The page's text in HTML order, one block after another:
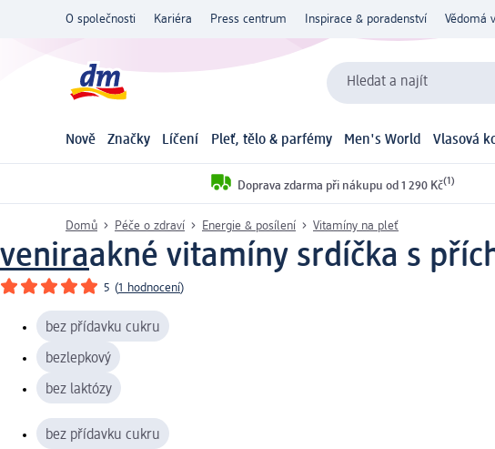
O společnosti Kariéra Press centrum Inspirace & poradenství Vědomá
Hledat a najít
Nově Značky Líčení Pleť, tělo & parfémy Men's World Vlasová
Doprava zdarma při nákupu od 1 290 Kč(1)
Domů Péče o zdraví Energie & posílení Vitamíny na pleť
veniraakné vitamíny srdíčka s
5 (1 hodnocení)
bez přídavku cukru
bezlepkový
bez laktózy
bez přídavku cukru